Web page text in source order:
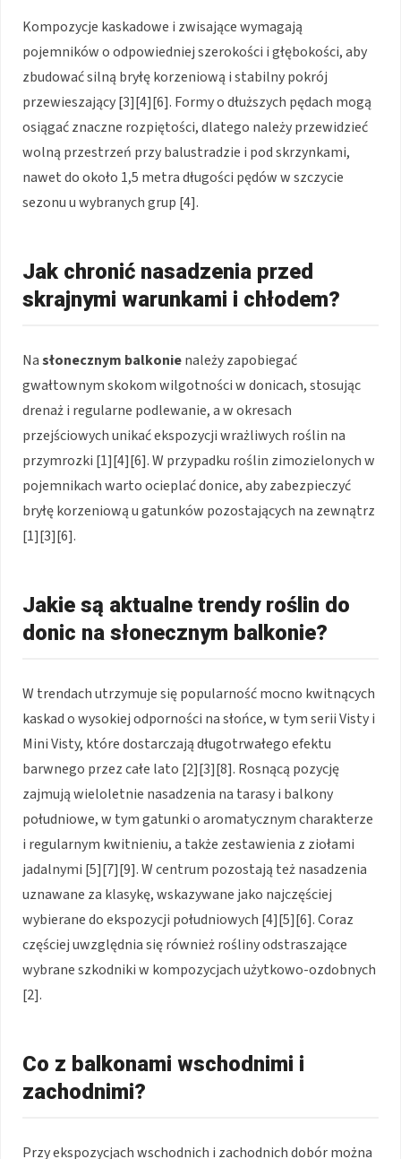
Kompozycje kaskadowe i zwisające wymagają
pojemników o odpowiedniej szerokości i głębokości, aby
zbudować silną bryłę korzeniową i stabilny pokrój
przewieszający [3][4][6]. Formy o dłuższych pędach mogą
osiągać znaczne rozpiętości, dlatego należy przewidzieć
wolną przestrzeń przy balustradzie i pod skrzynkami,
nawet do około 1,5 metra długości pędów w szczycie
sezonu u wybranych grup [4].
Jak chronić nasadzenia przed
skrajnymi warunkami i chłodem?
Nasłonecznym balkonienależy zapobiegać
gwałtownym skokom wilgotności w donicach, stosując
drenaż i regularne podlewanie, a w okresach
przejściowych unikać ekspozycji wrażliwych roślin na
przymrozki [1][4][6]. W przypadku roślin zimozielonych w
pojemnikach warto ocieplać donice, aby zabezpieczyć
bryłę korzeniową u gatunków pozostających na zewnątrz
[1][3][6].
Jakie są aktualne trendy roślin do
donic na słonecznym balkonie?
W trendach utrzymuje się popularność mocno kwitnących
kaskad o wysokiej odporności na słońce, w tym serii Visty i
Mini Visty, które dostarczają długotrwałego efektu
barwnego przez całe lato [2][3][8]. Rosnącą pozycję
zajmują wieloletnie nasadzenia na tarasy i balkony
południowe, w tym gatunki o aromatycznym charakterze
i regularnym kwitnieniu, a także zestawienia z ziołami
jadalnymi [5][7][9]. W centrum pozostają też nasadzenia
uznawane za klasykę, wskazywane jako najczęściej
wybierane do ekspozycji południowych [4][5][6]. Coraz
częściej uwzględnia się również rośliny odstraszające
wybrane szkodniki w kompozycjach użytkowo-ozdobnych
[2].
Co z balkonami wschodnimi i
zachodnimi?
Przy ekspozycjach wschodnich i zachodnich dobór można